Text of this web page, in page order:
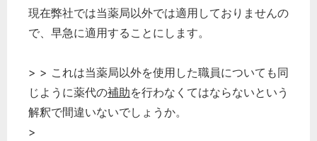
現在弊社では当薬局以外では適用しておりませんの
で、早急に適用することにします。
> > これは当薬局以外を使用した職員についても同
じように薬代の補助を行わなくてはならないという
解釈で間違いないでしょうか。
>